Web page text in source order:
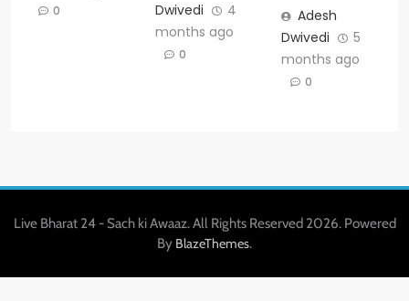
0
Dwivedi
4
months ago
0
Adesh
Dwivedi
5
months ago
0
Live Bharat 24 - Sach ki Awaaz. All Rights Reserved 2026. Powered
By BlazeThemes.